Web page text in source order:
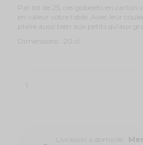
Par lot de 25, ces gobelets en
en valeur votre table. Avec leur
plaire aussi bien aux petits qu'aux
Dimensions : 20 cl.
Livraison à domicile :